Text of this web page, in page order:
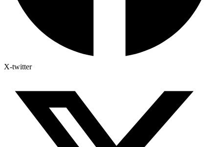
X-twitter